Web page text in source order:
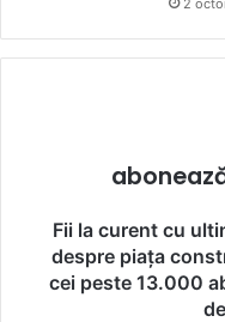
Fii la curent cu
despre piața
cei peste 13.000